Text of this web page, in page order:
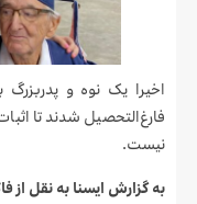
اخیرا یک نوه و
فارغ‌التحصیل شدند تا
نیست.
به گزارش ایسنا به نقل از